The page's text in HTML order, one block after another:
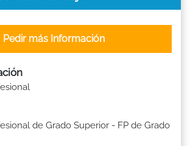
de Grado Superior - FP de Grado
Pedir más Información